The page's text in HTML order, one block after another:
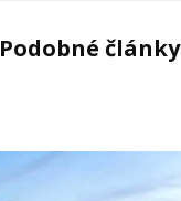
Podobné články